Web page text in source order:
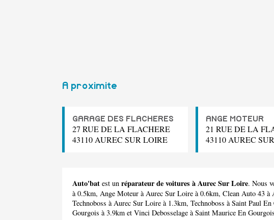
A proximite
GARAGE DES FLACHERES
27 RUE DE LA FLACHERE
43110 AUREC SUR LOIRE
ANGE MOTEUR
21 RUE DE LA
43110 AUREC
Auto'bat est un réparateur de voitures à Aurec Sur Loire. Nous
à 0.5km, Ange Moteur à Aurec Sur Loire à 0.6km, Clean Auto 43 à
Technoboss à Aurec Sur Loire à 1.3km, Technoboss à Saint Paul
Gourgois à 3.9km et Vinci Debosselage à Saint Maurice En